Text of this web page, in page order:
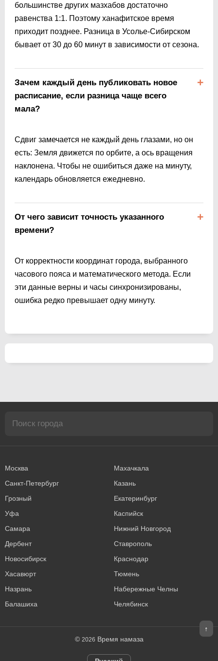
большинстве других мазхабов достаточно
равенства 1:1. Поэтому ханафитское время
приходит позднее. Разница в Усолье-Сибирском
бывает от 30 до 60 минут в зависимости от сезона.
Зачем каждый день публиковать новое
расписание, если разница чаще всего
мала?
Сдвиг замечается не каждый день глазами, но он
есть: Земля движется по орбите, а ось вращения
наклонена. Чтобы не ошибиться даже на минуту,
календарь обновляется ежедневно.
От чего зависит точность указанного
времени?
От корректности координат города, выбранного
часового пояса и математического метода. Если
эти данные верны и часы синхронизированы,
ошибка редко превышает одну минуту.
Москва
Махачкала
Санкт-Петербург
Казань
Грозный
Екатеринбург
Уфа
Каспийск
Самара
Нижний Новгород
Дербент
Ставрополь
Новосибирск
Краснодар
Хасавюрт
Тюмень
Назрань
Набережные Челны
Балашиха
Челябинск
© 2026 Время намаза
↑